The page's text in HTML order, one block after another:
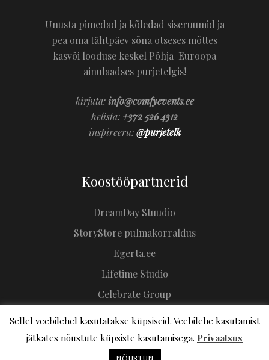
Unusta pimedad ja kõledad siseruumid ja
pea oma tähtpäev sõna otseses mõttes
kasvõi looduse keskel Põhja-Euroopa
ainulaadses purjetelgis!
kirjuta:info@comfyevents.ee
helista: +372 526 4312
inspireeru:@purjetelk
Koostööpartnerid
DreamDay Stuudio
StoryStore pulmakorraldus
Egerta.ee
Lifetime Studio
Celebrate Group
Sellel veebilehel kasutatakse küpsiseid. Veebilehe kasutamist
jätkates nõustute küpsiste kasutamisega. Privaatsus
NÕUSTUN